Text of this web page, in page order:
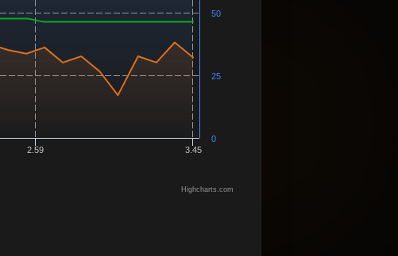
2.59 3.45
0
25
50
Highcharts.com